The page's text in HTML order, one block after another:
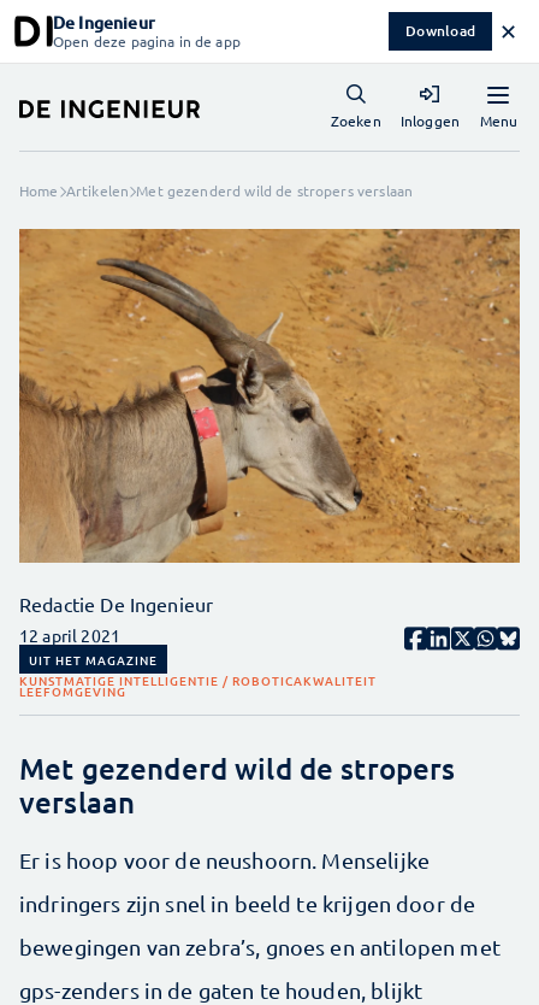
De Ingenieur
Open deze pagina in de app Download ✕
Menu
Zoeken Inloggen
Home Artikelen Met gezenderd wild de stropers verslaan
Redactie De Ingenieur
12 april 2021
UIT HET MAGAZINE
KUNSTMATIGE INTELLIGENTIE / ROBOTICAKWALITEIT
LEEFOMGEVING
Met gezenderd wild de stropers
verslaan
Er is hoop voor de neushoorn. Menselijke
indringers zijn snel in beeld te krijgen door de
bewegingen van zebra’s, gnoes en antilopen met
gps-zenders in de gaten te houden, blijkt